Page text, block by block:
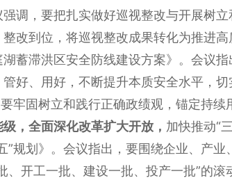
，要把扎实做好巡视整改与开展树立
改到位，将巡视整改成果转化为推进高
滞洪区安全防线建设方案》。会议指
好、用好，不断提升本质安全水平，切
固树立和践行正确政绩观，锚定持续
，全面深化改革扩大开放， 加快推动“
划》。会议指出，要围绕企业、产业
、开工一批、建设一批、投产一批”的